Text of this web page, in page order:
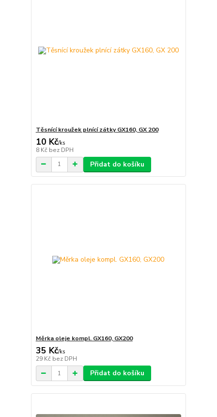
Těsnící kroužek plnící zátky GX160, GX 200
10 Kč/ks
8 Kč bez DPH
Přidat do košíku
Měrka oleje kompl. GX160, GX200
35 Kč/ks
29 Kč bez DPH
Přidat do košíku